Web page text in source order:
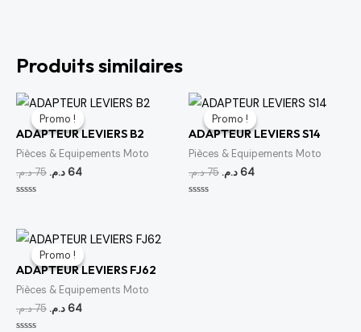
Produits similaires
Promo !
Promo !
ADAPTEUR LEVIERS B2
Pièces & Equipements Moto
75د.م.
Le
initial
était :
75 د.م..
64 د.م.
Le
actuel
est :
64 د.م..
5
Promo !
Promo !
ADAPTEUR LEVIERS S14
Pièces & Equipements Moto
75د.م.
Le
initial
était :
75 د.م..
64 د.م.
Le
actuel
est :
64 د.م..
Promo !
Promo !
ADAPTEUR LEVIERS FJ62
Pièces & Equipements Moto
75د.م.
Le
initial
était :
75 د.م..
64 د.م.
Le
actuel
est :
64 د.م..